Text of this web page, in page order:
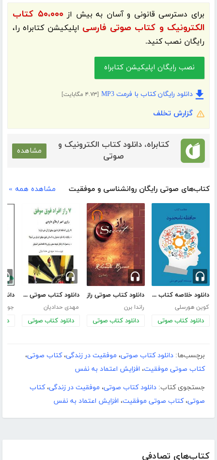
کتاب‌های تصادفی
برای دسترسی قانونی و آسان به بیش از
۵۰،۰۰۰ کتاب
الکترونیک و کتاب صوتی فارسی اپلیکیشنکتابراهرا،
رایگان نصب کنید.
نصب رایگان اپلیکیشن کتابراه
دانلود رایگان کتاب با فرمت MP3 [۴.۷۳ مگابایت]
گزارش تخلف
کتابراه، دانلود کتاب الکترونیک و
صوتی
مشاهده
کتاب‌های صوتی رایگان روانشناسی و موفقیت مشاهده همه »
دانلود خلاصه کتاب صوتی حافظه نامحدود
کوین هورسلی
دانلود کتاب صوتی
دانلود کتاب صوتی راز
راندا برن
دانلود کتاب صوتی
دانلود کتاب صوتی 7 راز افراد فوق موفق
مهدی حدادیان
دانلود کتاب صوتی
جول
برچسب‌ها: دانلود کتاب صوتی، موفقیت در زندگی،کتاب صوتی،
کتاب صوتی موفقیت، افزایش اعتماد به نفس
جستجوی کتاب: دانلود کتاب صوتی، موفقیت در زندگی،کتاب
صوتی،کتاب صوتی موفقیت، افزایش اعتماد به نفس